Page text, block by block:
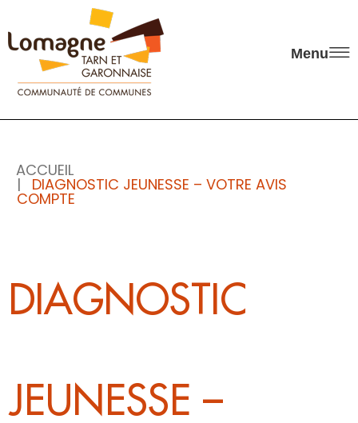
Panneau de gestion des cookies
Menu
ACCUEIL
DIAGNOSTIC JEUNESSE – VOTRE AVIS
COMPTE
DIAGNOSTIC
JEUNESSE –